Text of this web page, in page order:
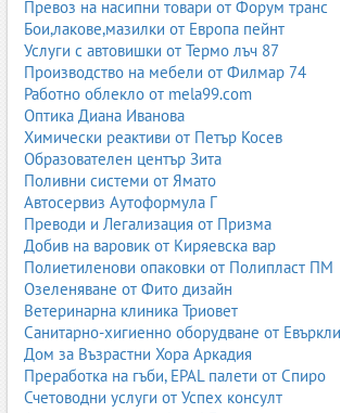
Превоз на насипни товари от Форум транс
Бои,лакове,мазилки от Европа пейнт
Услуги с автовишки от Термо лъч 87
Производство на мебели от Филмар 74
Работно облекло от mela99.com
Оптика Диана Иванова
Химически реактиви от Петър Косев
Образователен център Зита
Поливни системи от Ямато
Автосервиз Аутоформула Г
Преводи и Легализация от Призма
Добив на варовик от Киряевска вар
Полиетиленови опаковки от Полипласт ПМ
Озеленяване от Фито дизайн
Ветеринарна клиника Триовет
Санитарно-хигиенно оборудване от
Дом за Възрастни Хора Аркадия
Преработка на гъби, EPAL палети от Спиро
Счетоводни услуги от Успех консулт